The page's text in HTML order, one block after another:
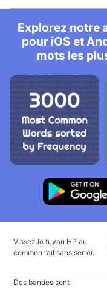
Explorez notre
pour iOS et
mots les
Vissez le tuyau HP au
common rail sans serrer.
Des bandes sont